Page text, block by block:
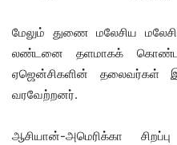
மேலும் துணை மலேசிய
லண்டனை தளமாகக் கொண்ட
ஏஜென்சிகளின் தலைவர்கள்
வரவேற்றனர்.
ஆசியான்-அமெரிக்கா